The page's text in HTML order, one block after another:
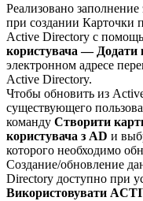
Реализовано заполнение
при создании Карточки
Active Directory с
користувача — Додати
электронном адресе
Active Directory.
Чтобы обновить из
существующего
команду Створити
користувача з AD и
которого необходимо
Создание/обновление
Directory доступно при
Використовувати